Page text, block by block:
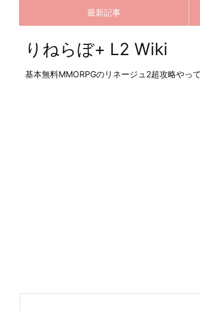
最新記事
りねらぼ+ L2 Wiki
基本無料MMORPGのリネージュ2超攻略やっ